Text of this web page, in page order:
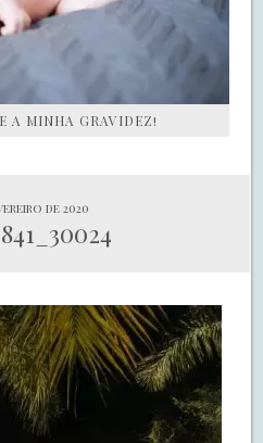
A MINHA GRAVIDEZ!
de 2020